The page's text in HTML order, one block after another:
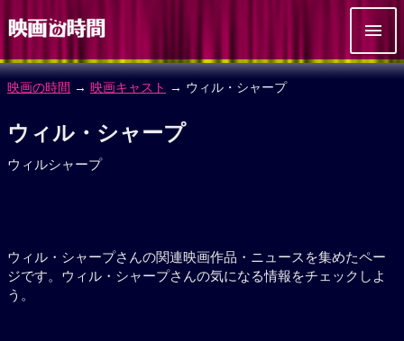
映画の時間 → 映画キャスト → ウィル・シャープ
ウィル・シャープ
ウィルシャープ
ウィル・シャープさんの関連映画作品・ニュースを集めたペー
ジです。ウィル・シャープさんの気になる情報をチェックしよ
う。